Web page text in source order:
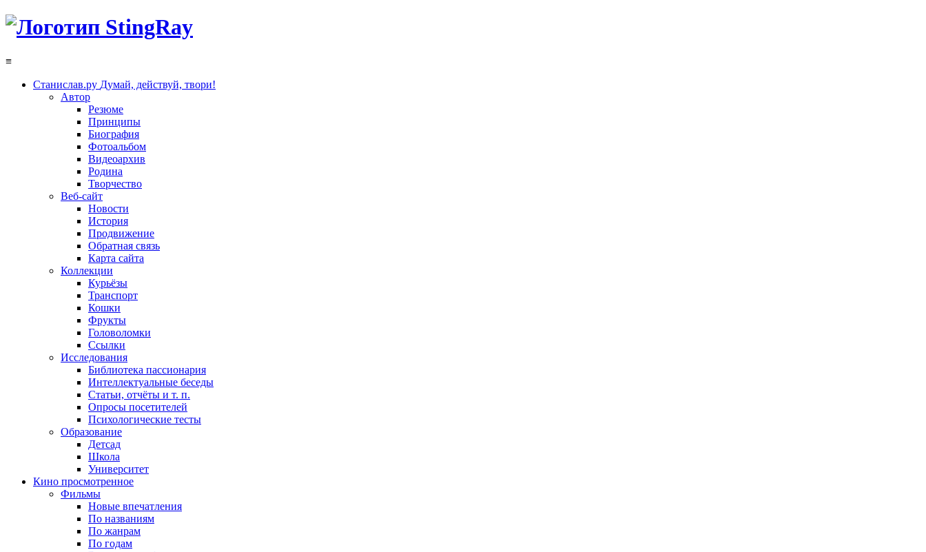
≡
Станислав.ру Думай, действуй, твори!
Автор
Резюме
Принципы
Биография
Фотоальбом
Видеоархив
Родина
Творчество
Веб-сайт
Новости
История
Продвижение
Обратная связь
Карта сайта
Коллекции
Курьёзы
Транспорт
Кошки
Фрукты
Головоломки
Ссылки
Исследования
Библиотека пассионария
Интеллектуальные беседы
Статьи, отчёты и т. п.
Опросы посетителей
Психологические тесты
Образование
Детсад
Школа
Университет
Кино просмотренное
Фильмы
Новые впечатления
По названиям
По жанрам
По годам